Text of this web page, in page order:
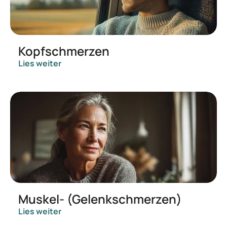
Kopfschmerzen
Lies weiter
Muskel- (Gelenkschmerzen)
Lies weiter